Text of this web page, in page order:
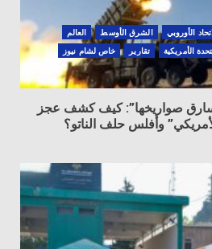
الأوروبي الشرق الأوسط
العالم
الأمريكية تقارير
خاص لشام نيوز
صواريخها”: كيف كشف عجز
وأفلس حلف الناتو؟